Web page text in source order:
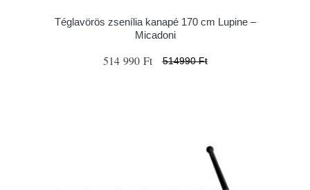
Téglavörös zsenília kanapé 170 cm Lupine –
Micadoni
514 990 Ft 514990 Ft